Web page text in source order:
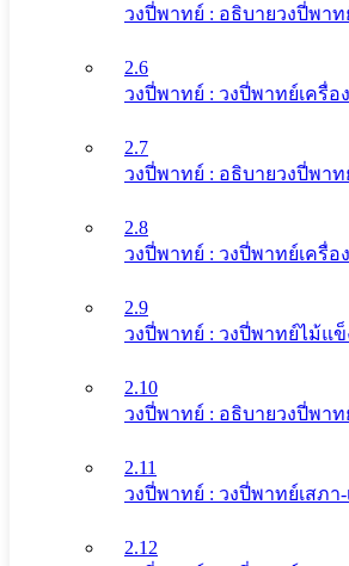
วงปี่พาทย์ : อธิบายวงปี่พาท
2.6
วงปี่พาทย์ : วงปี่พาทย์เครื่อ
2.7
วงปี่พาทย์ : อธิบายวงปี่พา
2.8
วงปี่พาทย์ : วงปี่พาทย์เครื่อ
2.9
วงปี่พาทย์ : วงปี่พาทย์ไม้แข็
2.10
วงปี่พาทย์ : อธิบายวงปี่พาท
2.11
วงปี่พาทย์ : วงปี่พาทย์เสภา
2.12